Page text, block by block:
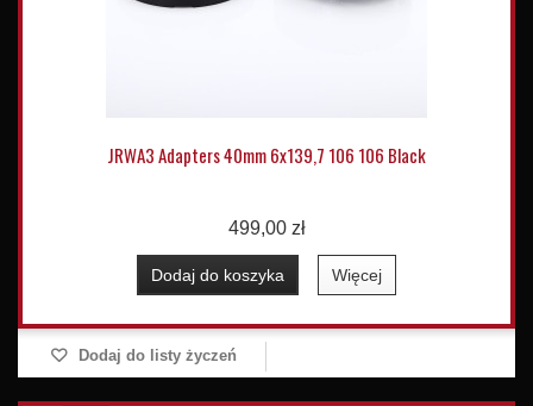
JRWA3 Adapters 40mm 6x139,7 106 106 Black
499,00 zł
Dodaj do koszyka Więcej
Dodaj do listy życzeń